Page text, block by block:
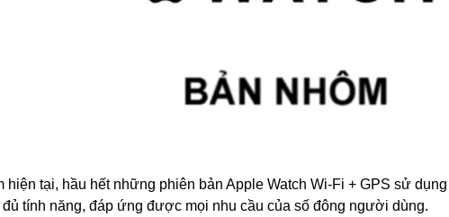
hiện tại, hầu hết những phiên bản Apple Watch Wi-Fi + GPS sử
đủ tính năng, đáp ứng được mọi nhu cầu của số đông người dùng.